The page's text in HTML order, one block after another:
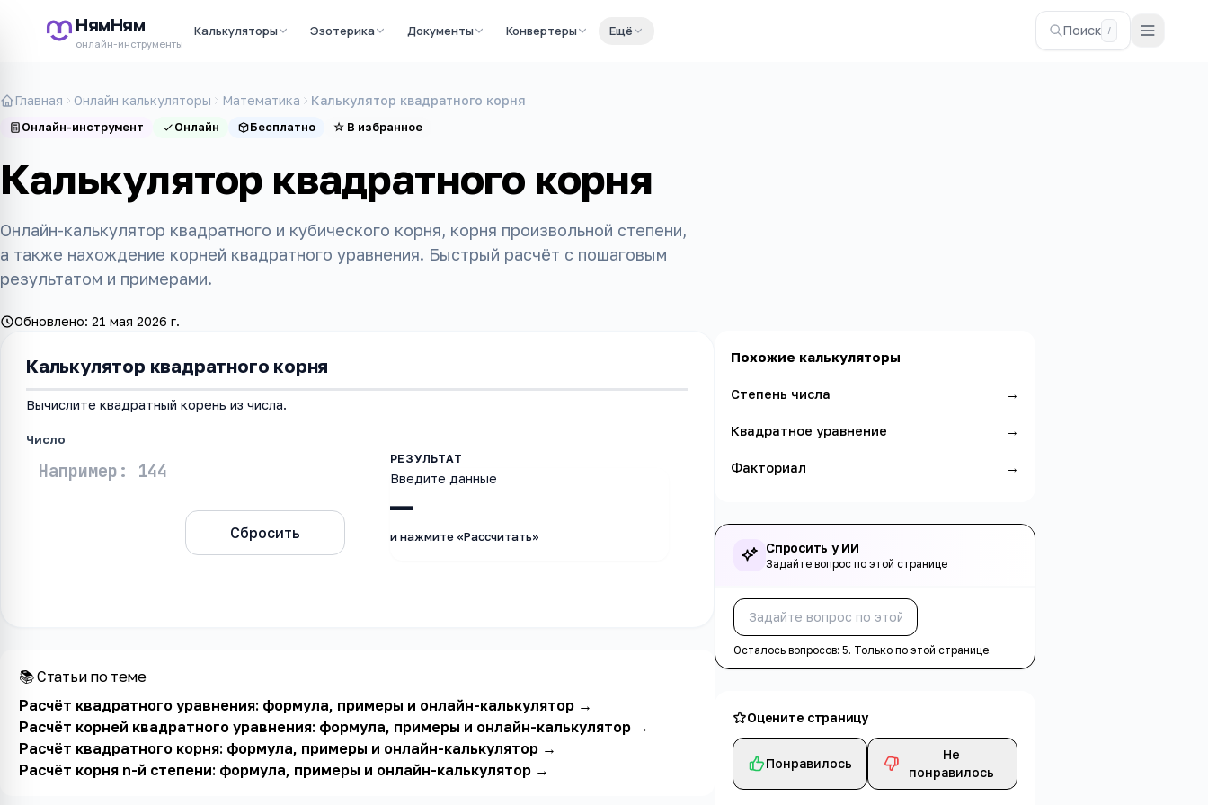
НямНям
онлайн-инструменты
Калькуляторы Эзотерика Документы Конвертеры Ещё Поиск /
Главная Онлайн калькуляторы Математика Калькулятор квадратного корня
Онлайн-инструмент Онлайн Бесплатно ☆ В избранное
Калькулятор квадратного корня
Онлайн-калькулятор квадратного и кубического корня, корня произвольной степени,
а также нахождение корней квадратного уравнения. Быстрый расчёт с пошаговым
результатом и примерами.
Обновлено: 21 мая 2026 г.
Калькулятор квадратного корня
Вычислите квадратный корень из числа.
Число
Сбросить —
Введите данные
и нажмите «Рассчитать»
📚 Статьи по теме
Расчёт квадратного уравнения: формула, примеры и онлайн-калькулятор→
Расчёт корней квадратного уравнения: формула, примеры и онлайн-калькулятор→
Расчёт квадратного корня: формула, примеры и онлайн-калькулятор→
Расчёт корня n-й степени: формула, примеры и онлайн-калькулятор→
Похожие калькуляторы
Степень числа →
Квадратное уравнение →
Факториал →
Спросить у ИИ
Задайте вопрос по этой странице
Осталось вопросов:5. Только по этой странице.
Оцените страницу
Понравилось
Не
понравилось